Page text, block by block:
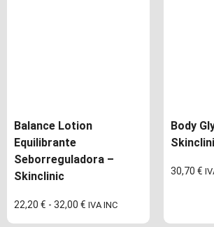
Balance Lotion
Equilibrante
Seborreguladora –
Skinclinic
22,20 € - 32,00 € IVA INC
Body
30,70 €